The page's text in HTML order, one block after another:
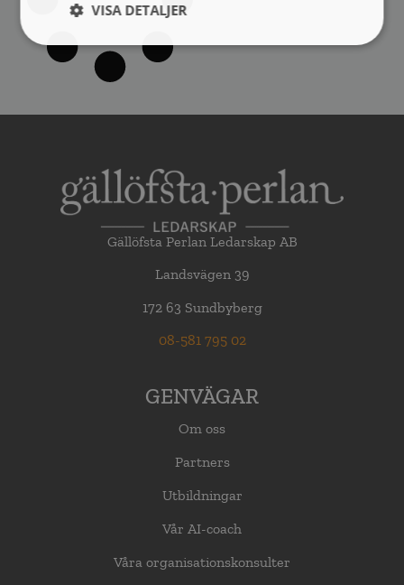
Gällöfsta Perlan Ledarskap AB
Landsvägen 39
172 63 Sundbyberg
08-581 795 02
GENVÄGAR
Om oss
Partners
Utbildningar
Vår AI-coach
Våra organisationskonsulter
VISA DETALJER